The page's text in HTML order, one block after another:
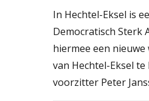
In Hechtel-Eksel is
Democratisch Sterk
hiermee een
van Hechtel-Eksel
voorzitter Peter